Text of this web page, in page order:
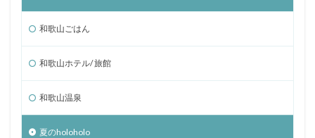
和歌山ごはん
和歌山ホテル/ 旅館
和歌山温泉
夏のholoholo